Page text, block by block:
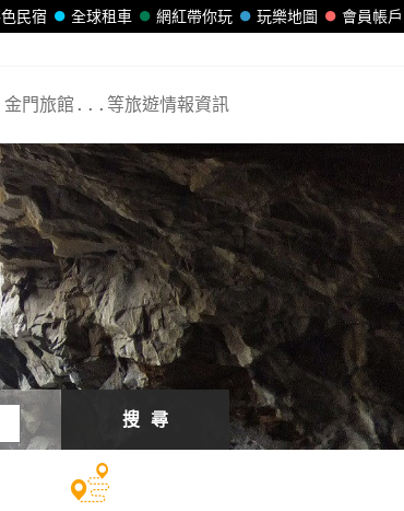
會員帳戶
玩樂地圖
網紅帶你玩
全球租車
民宿
金門旅館...等旅遊情報資訊
搜 尋